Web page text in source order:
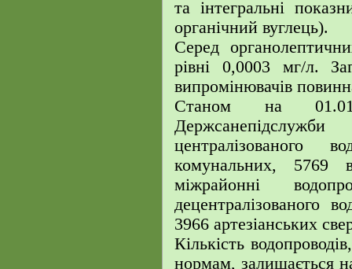
та інтегральні
органічний вуглець).
Серед
рівні 0,0003 мг/л.
випромінювачів
Станом на
централізованого
комунальних, 5769
міжрайонні
децентралізованого
3966 артезіанських
Кількість
нормам, залишається